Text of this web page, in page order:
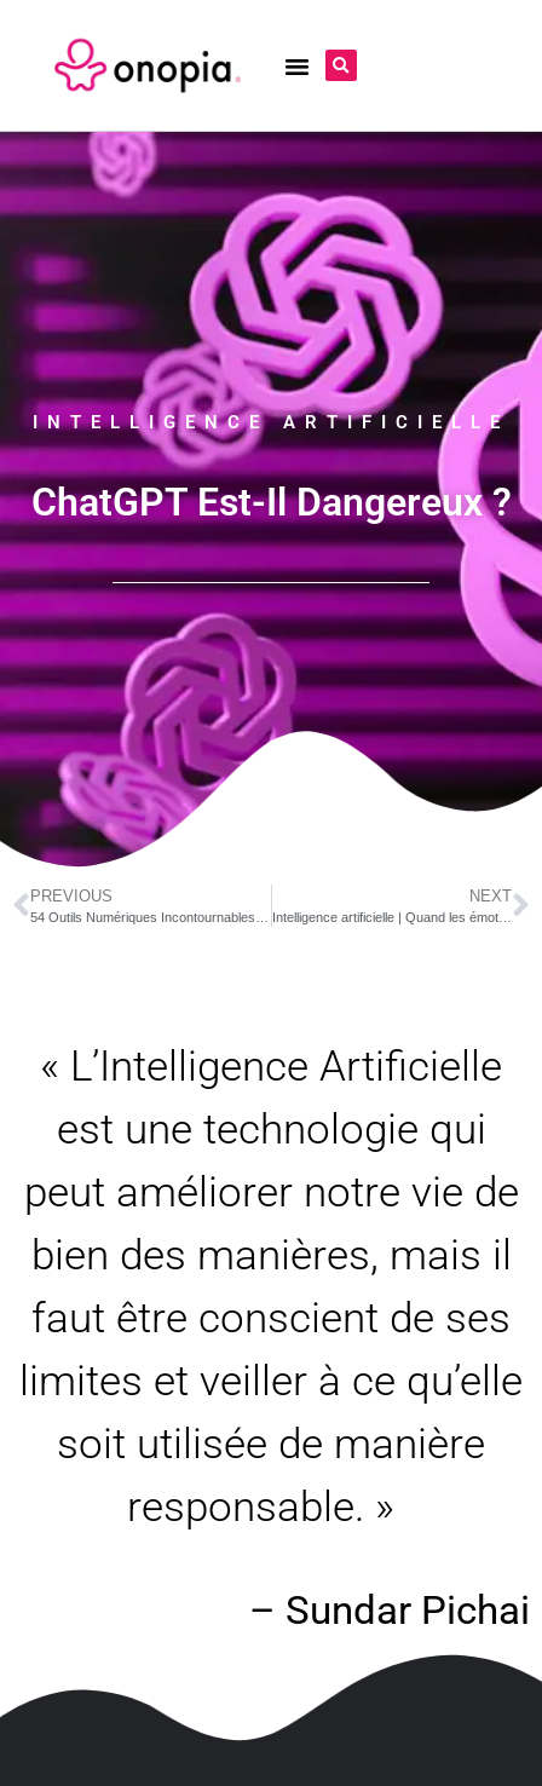
INTELLIGENCE ARTIFICIELLE
ChatGPT Est-Il Dangereux ?
PREVIOUS NEXT
Intelligence artificielle | Quand les émotions s’en mêlent
« L’Intelligence Artificielle
est une technologie qui
peut améliorer notre vie de
bien des manières, mais il
faut être conscient de ses
limites et veiller à ce qu’elle
soit utilisée de manière
responsable. »
– Sundar Pichai